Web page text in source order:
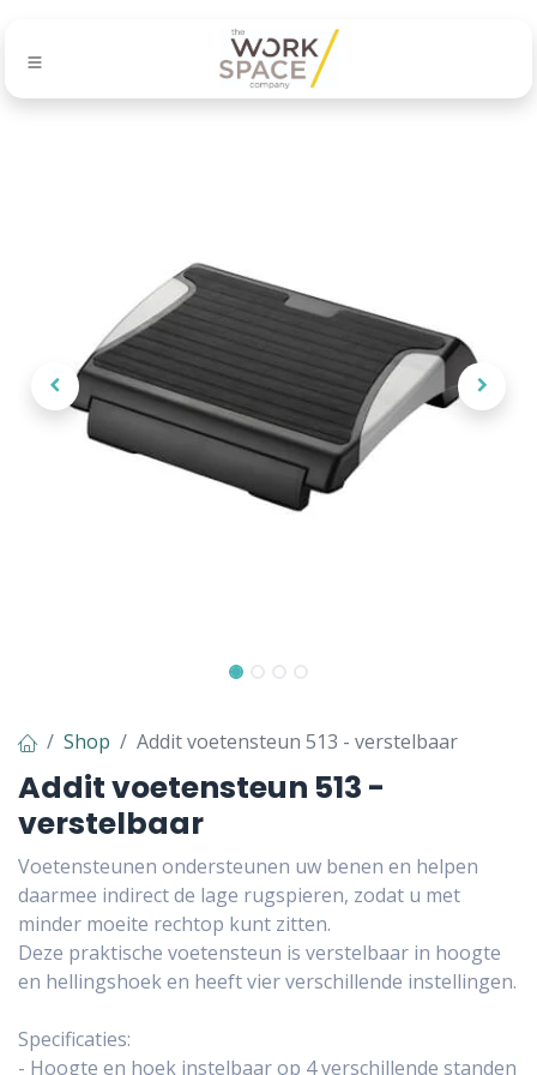
Shop Addit voetensteun 513 - verstelbaar
Addit voetensteun 513 -
verstelbaar
Voetensteunen ondersteunen uw benen en helpen
daarmee indirect de lage rugspieren, zodat u met
minder moeite rechtop kunt zitten.
Deze praktische voetensteun is verstelbaar in hoogte
en hellingshoek en heeft vier verschillende instellingen.
Specificaties:
- Hoogte en hoek instelbaar op 4 verschillende standen